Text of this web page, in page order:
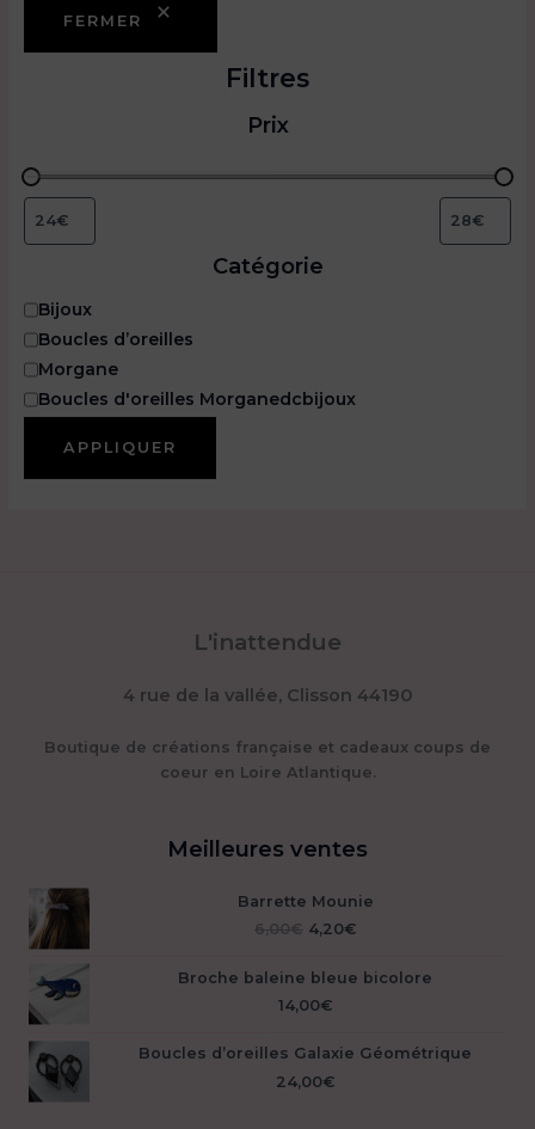
FERMER
Filtres
Prix
Catégorie
C
a
é
g
i
Bijoux
Boucles d’oreilles
Morgane
Boucles d'oreilles Morganedcbijoux
APPLIQUER
L'inattendue
4 rue de la vallée, Clisson 44190
Boutique de créations française et cadeaux coups de
coeur en Loire Atlantique.
Meilleures ventes
Barrette Mounie
6,00€ Le
initial
était :
4,20€Le
actuel
Broche baleine bleue bicolore
14,00€
Boucles d’oreilles Galaxie Géométrique
24,00€